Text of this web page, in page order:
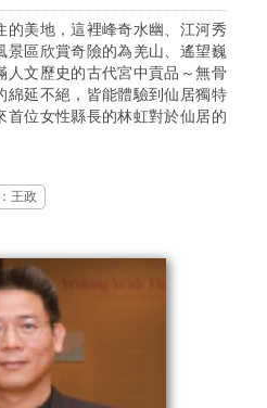
的美地，這裡峰奇水幽、江河秀
景區欣賞奇險的為羌山、遙望巍
人文歷史的古代宮中貢品～無骨
綿延不絕，皆能體驗到仙居獨特
首位女性縣長的林虹對於仙居的
王政